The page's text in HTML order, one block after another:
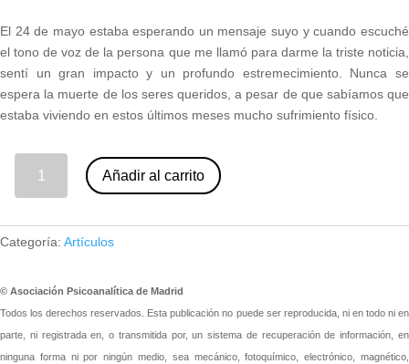
El 24 de mayo estaba esperando un mensaje suyo y cuando escuché
el tono de voz de la persona que me llamó para darme la triste noticia,
sentí un gran impacto y un profundo estremecimiento. Nunca se
espera la muerte de los seres queridos, a pesar de que sabíamos que
estaba viviendo en estos últimos meses mucho sufrimiento físico.
Añadir al carrito
Categoría: Artículos
© Asociación Psicoanalítica de Madrid
Todos los derechos reservados. Esta publicación no puede ser reproducida, ni en todo ni en
parte, ni registrada en, o transmitida por, un sistema de recuperación de información, en
ninguna forma ni por ningún medio, sea mecánico, fotoquímico, electrónico, magnético,